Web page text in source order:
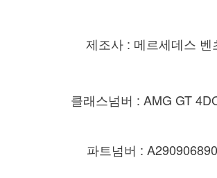
제조사 : 메르세데스 벤
클래스넘버 : AMG GT
파트넘버 :